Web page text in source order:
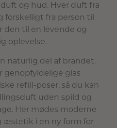
og hud. Hver duft fra
forskelligt fra person til
den til en levende og
oplevelse.
naturlig del af brandet.
genopfyldelige glas
refill-poser, så du kan
uden spild og
Her mødes moderne
æstetik i en ny form for